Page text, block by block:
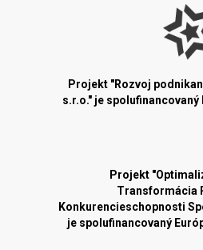
Projekt "Rozvoj
s.r.o." je
Projekt
Transformácia
Konkurencieschopnosti
je spolufinancovaný